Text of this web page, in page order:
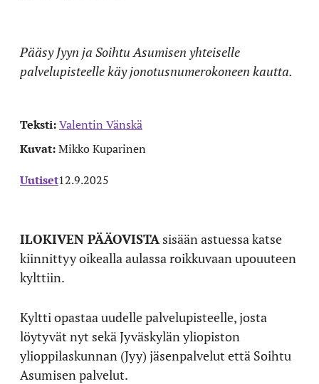
Pääsy Jyyn ja Soihtu Asumisen yhteiselle
palvelupisteelle käy jonotusnumerokoneen kautta.
Teksti:Valentin Vänskä
Kuvat:Mikko Kuparinen
Uutiset12.9.2025
ILOKIVEN PÄÄOVISTAsisään astuessa katse
kiinnittyy oikealla aulassa roikkuvaan upouuteen
kylttiin.
Kyltti opastaa uudelle palvelupisteelle, josta
löytyvät nyt sekä Jyväskylän yliopiston
ylioppilaskunnan (Jyy) jäsenpalvelut että Soihtu
Asumisen palvelut.